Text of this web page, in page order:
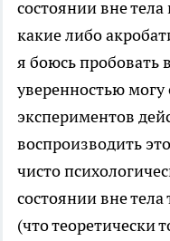
состоянии вне
какие либо
я боюсь пробовать
уверенностью могу
экспериментов
воспроизводить
чисто
состоянии вне
(что теоретически